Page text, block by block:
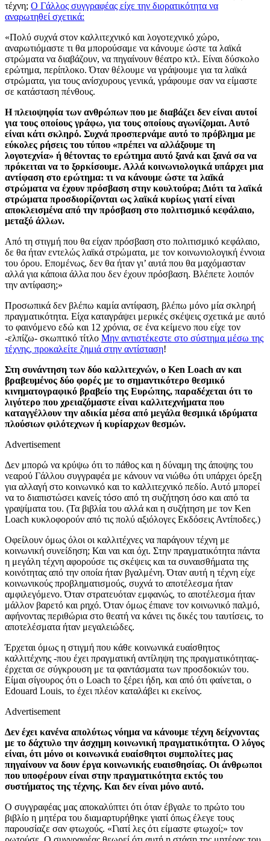
τέχνη; Ο Γάλλος συγγραφέας είχε την διορατικότητα να
αναρωτηθεί σχετικά:
«Πολύ συχνά στον καλλιτεχνικό και λογοτεχνικό χώρο,
αναρωτιόμαστε τι θα μπορούσαμε να κάνουμε ώστε τα λαϊκά
στρώματα να διαβάζουν, να πηγαίνουν θέατρο κτλ. Είναι δύσκολο
ερώτημα, περίπλοκο. Όταν θέλουμε να γράψουμε για τα λαϊκά
στρώματα, για τους ανίσχυρους γενικά, γράφουμε σαν να είμαστε
σε κατάσταση πένθους.
Η πλειοψηφία των ανθρώπων που με διαβάζει δεν είναι αυτοί
για τους οποίους γράφω, για τους οποίους αγωνίζομαι. Αυτό
είναι κάτι σκληρό. Συχνά προσπερνάμε αυτό το πρόβλημα με
εύκολες ρήσεις του τύπου «πρέπει να αλλάξουμε τη
λογοτεχνία» ή θέτοντας το ερώτημα αυτό ξανά και ξανά σα να
πρόκειται να το ξορκίσουμε. Αλλά κοινωνιολογικά υπάρχει μια
αντίφαση στο ερώτημα: τι να κάνουμε ώστε τα λαïκά
στρώματα να έχουν πρόσβαση στην κουλτούρα; Διότι τα λαϊκά
στρώματα προσδιορίζονται ως λαϊκά κυρίως γιατί είναι
αποκλεισμένα από την πρόσβαση στο πολιτισμικό κεφάλαιο,
μεταξύ άλλων.
Από τη στιγμή που θα είχαν πρόσβαση στο πολιτισμικό κεφάλαιο,
δε θα ήταν εντελώς λαϊκά στρώματα, με τον κοινωνιολογική έννοια
του όρου. Επομένως, δεν θα ήταν γι’ αυτά που θα μαχόμασταν
αλλά για κάποια άλλα που δεν έχουν πρόσβαση. Βλέπετε λοιπόν
την αντίφαση;»
Προσωπικά δεν βλέπω καμία αντίφαση, βλέπω μόνο μία σκληρή
πραγματικότητα. Είχα καταγράψει μερικές σκέψεις σχετικά με αυτό
το φαινόμενο εδώ και 12 χρόνια, σε ένα κείμενο που είχε τον
-ελπίζω- σκωπτικό τίτλο Μην αντιστέκεστε στο σύστημα μέσω της
τέχνης, προκαλείτε ζημιά στην αντίσταση!
Στη συνάντηση των δύο καλλιτεχνών, ο Ken Loach αν και
βραβευμένος δύο φορές με το σημαντικότερο θεσμικό
κινηματογραφικό βραβείο της Ευρώπης, παραδέχεται ότι το
λιγότερο που χρειαζόμαστε είναι καλλιτεχνήματα που
καταγγέλλουν την αδικία μέσα από μεγάλα θεσμικά ιδρύματα
πλούσιων φιλότεχνων ή κυρίαρχων θεσμών.
Advertisement
Δεν μπορώ να κρύψω ότι το πάθος και η δύναμη της άποψης του
νεαρού Γάλλου συγγραφέα με κάνουν να νιώθω ότι υπάρχει όρεξη
για αλλαγή στο κοινωνικό και το καλλιτεχνικό πεδίο. Αυτό μπορεί
να το διαπιστώσει κανείς τόσο από τη συζήτηση όσο και από τα
γραψίματα του. (Τα βιβλία του αλλά και η συζήτηση με τον Ken
Loach κυκλοφορούν από τις πολύ αξιόλογες Εκδόσεις Αντίποδες.)
Οφείλουν όμως όλοι οι καλλιτέχνες να παράγουν τέχνη με
κοινωνική συνείδηση; Και ναι και όχι. Στην πραγματικότητα πάντα
η μεγάλη τέχνη αφορούσε τις σκέψεις και τα συναισθήματα της
κοινότητας από την οποία ήταν βγαλμένη. Όταν αυτή η τέχνη είχε
κοινωνικούς προβληματισμούς, συχνά το αποτέλεσμα ήταν
αμφιλεγόμενο. Όταν στρατευόταν εμφανώς, το αποτέλεσμα ήταν
μάλλον βαρετό και ρηχό. Όταν όμως έπιανε τον κοινωνικό παλμό,
αφήνοντας περιθώρια στο θεατή να κάνει τις δικές του ταυτίσεις, το
αποτελέσματα ήταν μεγαλειώδες.
Έρχεται όμως η στιγμή που κάθε κοινωνικά ευαίσθητος
καλλιτέχνης -που έχει πραγματική αντίληψη της πραγματικότητας-
έρχεται σε σύγκρουση με τα φαντάσματα των προσδοκιών του.
Είμαι σίγουρος ότι ο Loach το ξέρει ήδη, και από ότι φαίνεται, ο
Edouard Louis, το έχει πλέον καταλάβει κι εκείνος.
Advertisement
Δεν έχει κανένα απολύτως νόημα να κάνουμε τέχνη δείχνοντας
με το δάχτυλο την άσχημη κοινωνική πραγματικότητα. Ο λόγος
είναι, ότι μόνο οι κοινωνικά ευαίσθητοι συμπολίτες μας
πηγαίνουν να δουν έργα κοινωνικής ευαισθησίας. Οι άνθρωποι
που υποφέρουν είναι στην πραγματικότητα εκτός του
συστήματος της τέχνης. Και δεν είναι μόνο αυτό.
Ο συγγραφέας μας αποκαλύπτει ότι όταν έβγαλε το πρώτο του
βιβλίο η μητέρα του διαμαρτυρήθηκε γιατί όπως έλεγε τους
παρουσίαζε σαν φτωχούς. «Γιατί λες ότι είμαστε φτωχοί;» τον